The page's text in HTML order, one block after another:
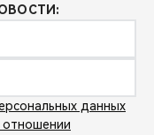
данных
отношении